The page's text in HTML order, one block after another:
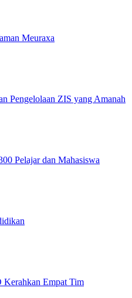
Meuraxa
Pengelolaan ZIS yang Amanah
Pelajar dan Mahasiswa
Kerahkan Empat Tim